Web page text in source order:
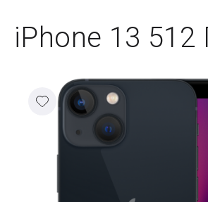
Реквизиты
Контакты
iPhone 13 512